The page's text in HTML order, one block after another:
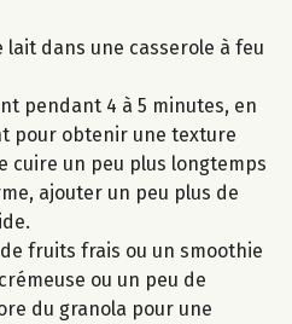
dans une casserole à feu
pendant 4 à 5 minutes, en
pour obtenir une texture
cuire un peu plus longtemps
ajouter un peu plus de
fruits frais ou un smoothie
ou un peu de
du granola pour une